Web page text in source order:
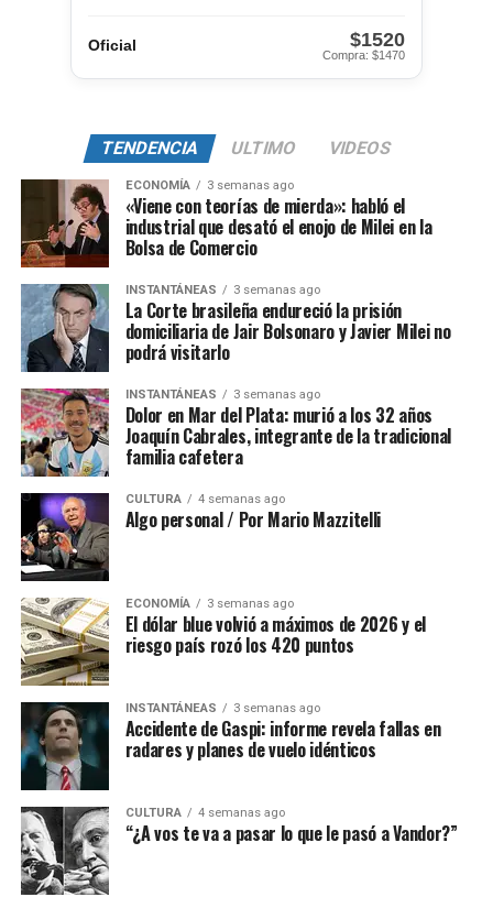
Oficial $1520
Compra: $1470
TENDENCIA ULTIMO VIDEOS
ECONOMÍA 3 semanas ago
«Viene con teorías de mierda»: habló el
industrial que desató el enojo de Milei en la
Bolsa de Comercio
INSTANTÁNEAS 3 semanas ago
La Corte brasileña endureció la prisión
domiciliaria de Jair Bolsonaro y Javier Milei no
podrá visitarlo
INSTANTÁNEAS 3 semanas ago
Dolor en Mar del Plata: murió a los 32 años
Joaquín Cabrales, integrante de la tradicional
familia cafetera
CULTURA 4 semanas ago
Algo personal / Por Mario Mazzitelli
ECONOMÍA 3 semanas ago
El dólar blue volvió a máximos de 2026 y el
riesgo país rozó los 420 puntos
INSTANTÁNEAS 3 semanas ago
Accidente de Gaspi: informe revela fallas en
radares y planes de vuelo idénticos
CULTURA 4 semanas ago
“¿A vos te va a pasar lo que le pasó a Vandor?”